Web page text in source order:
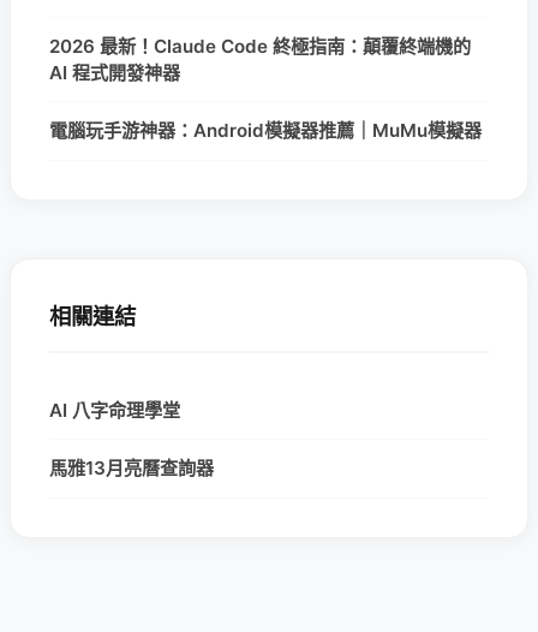
2026 最新！Claude Code 終極指南：顛覆終端機的
AI 程式開發神器
電腦玩手游神器：Android模擬器推薦｜MuMu模擬器
相關連結
AI 八字命理學堂
馬雅13月亮曆查詢器